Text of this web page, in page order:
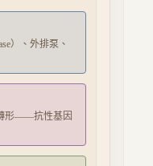
）、外排泵、
形——抗性基因